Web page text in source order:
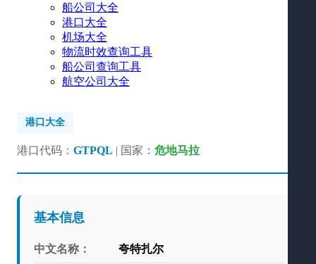
船公司大全
港口大全
机场大全
物流时效查询工具
船公司查询工具
航空公司大全
港口大全
港口代码： GTPQL | 国家： 危地马拉
基本信息
中文名称： 夸特扎尔